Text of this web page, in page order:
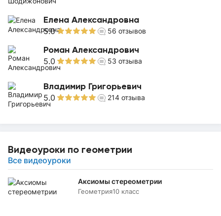
Елена Александровна
5.0 56 отзывов
Роман Александрович
5.0 53 отзыва
Владимир Григорьевич
5.0 214 отзыва
Видеоуроки по геометрии
Все видеоуроки
Аксиомы стереометрии
Геометрия10 класс